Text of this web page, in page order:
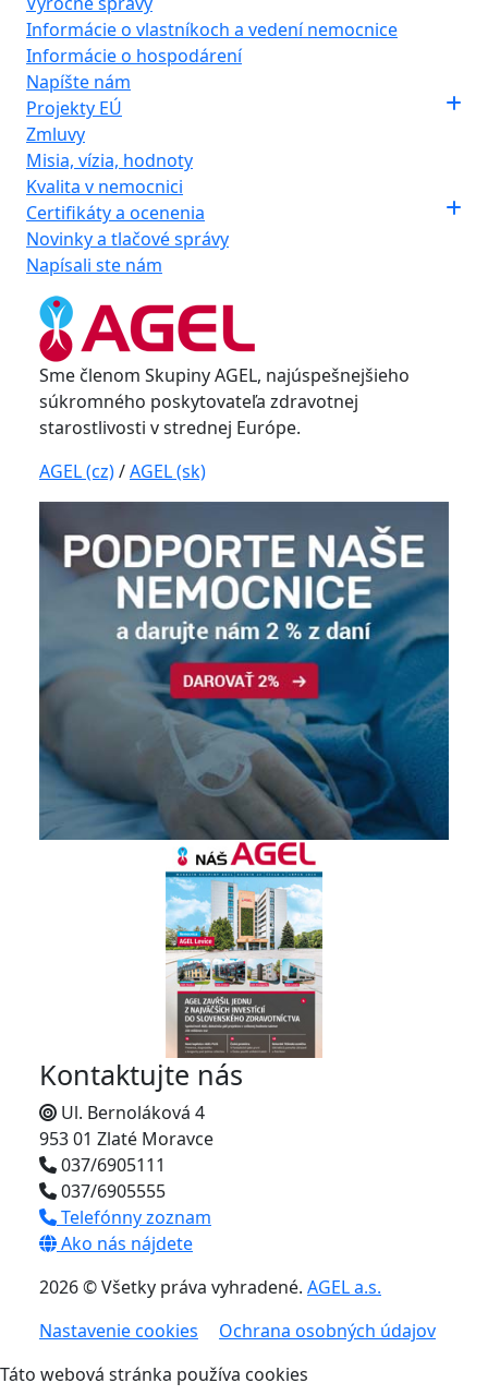
Informácie o vlastníkoch a vedení nemocnice
Informácie o hospodárení
Napíšte nám
Projekty EÚ
Zmluvy
Misia, vízia, hodnoty
Kvalita v nemocnici
Certifikáty a ocenenia
Novinky a tlačové správy
Napísali ste nám
Sme členom Skupiny AGEL, najúspešnejšieho
súkromného poskytovateľa zdravotnej
starostlivosti v strednej Európe.
AGEL (cz)/AGEL (sk)
Kontaktujte nás
Ul. Bernoláková 4
953 01 Zlaté Moravce
037/6905111
037/6905555
Telefónny zoznam
Ako nás nájdete
2026 © Všetky práva vyhradené. AGEL a.s.
Nastavenie cookies
Ochrana osobných údajov
Táto webová stránka používa cookies